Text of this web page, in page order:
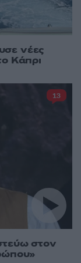
νέες
Κάπρι
στον
13